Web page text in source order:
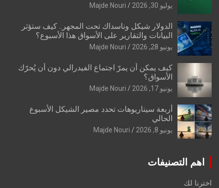
يوليو 30, 2026 Majde Nouri
الدولار شيكل وناسداك تحت المجهر.. كيف ستؤثر
البيانات والتقارير على الأسواق هذا الأسبوع؟
يونيو 28, 2026 Majde Nouri
كيف يمكن أن يمرّ اجتماع الفيدرالي دون أن يُحرّك
الأسواق؟
يونيو 17, 2026 Majde Nouri
أربعة سيناريوهات تحدد مصير الشيكل الأسبوع
الحالي
يونيو 8, 2026 Majde Nouri
اهم التصنيفات
اخترنا لك